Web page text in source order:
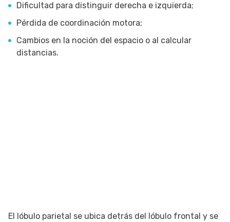
Dificultad para distinguir derecha e izquierda;
Pérdida de coordinación motora;
Cambios en la noción del espacio o al calcular
distancias.
El lóbulo parietal se ubica detrás del lóbulo frontal y se